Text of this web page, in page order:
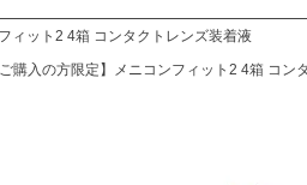
ィット2 4箱 コンタクトレンズ装着液
ご購入の方限定】メニコンフィット2 4箱 コン